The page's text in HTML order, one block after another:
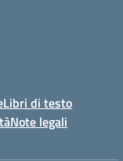
Libri di testo
Note legali